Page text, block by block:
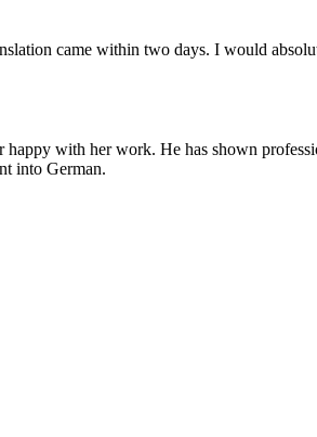
came within two days. I would
with her work. He has shown
into German.